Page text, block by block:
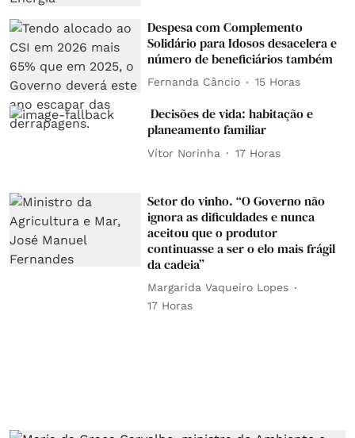
Despesa com Complemento
Solidário para Idosos desacelera e
número de beneficiários também
Fernanda Câncio 15 Horas
Decisões de vida: habitação e
planeamento familiar
Vítor Norinha 17 Horas
Setor do vinho. “O Governo não
ignora as dificuldades e nunca
aceitou que o produtor
continuasse a ser o elo mais frágil
da cadeia”
Margarida Vaqueiro Lopes
17 Horas